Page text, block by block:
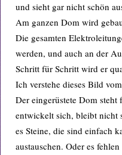
und sieht gar nicht schön
Am ganzen Dom wird
Die gesamten
werden, und auch an der
Schritt für Schritt wird er
Ich verstehe dieses Bild
Der eingerüstete Dom
entwickelt sich, bleibt nicht
es Steine, die sind einfach
austauschen. Oder es